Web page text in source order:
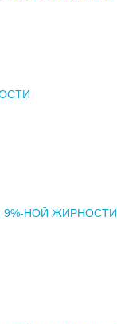
9%-НОЙ ЖИРНОСТИ